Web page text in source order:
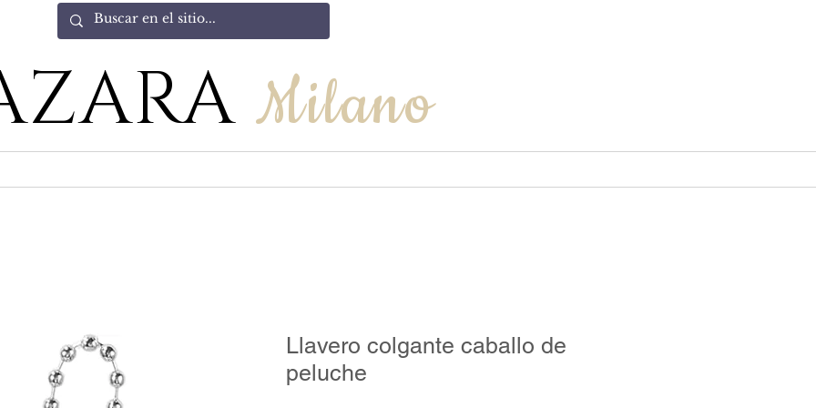
Milano
Llavero colgante caballo de
peluche